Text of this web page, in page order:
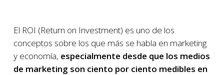
El ROI (Return on Investment) es uno de los
conceptos sobre los que más se habla en marketing
y economía, especialmente desde que los medios
de marketing son ciento por ciento medibles en